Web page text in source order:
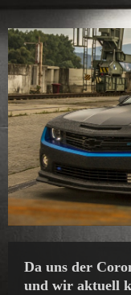
Da uns der
und wir aktuell